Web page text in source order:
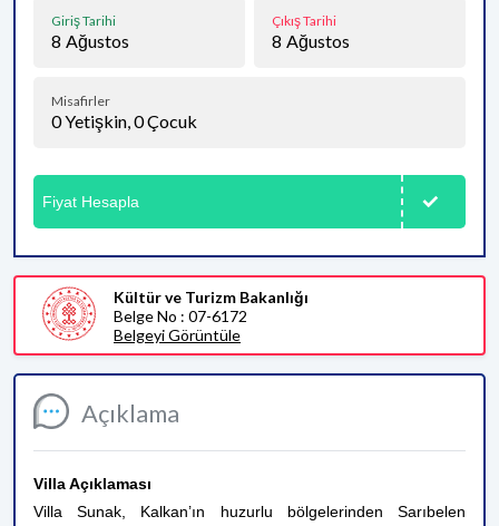
Açıklama
Villa Açıklaması
Villa Sunak, Kalkan’ın huzurlu bölgelerinden Sarıbelen
Giriş Tarihi
8 Ağustos
Çıkış Tarihi
8 Ağustos
Misafirler
0Yetişkin,0Çocuk
Fiyat Hesapla
Kültür ve Turizm Bakanlığı
Belge No : 07-6172
Belgeyi Görüntüle